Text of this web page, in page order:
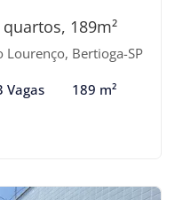
189m²
Lourenço, Bertioga-SP
Vagas 189 m²